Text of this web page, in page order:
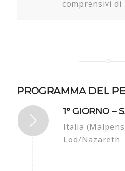
comprensivi di
PROGRAMMA DEL
1° GIORNO –
Italia
Lod/Nazareth